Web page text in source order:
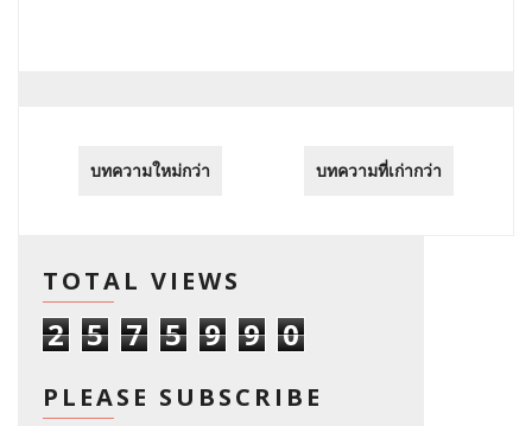
บทความใหม่กว่า บทความที่เก่ากว่า
TOTAL VIEWS
2 5 7 5 9 9 0
PLEASE SUBSCRIBE